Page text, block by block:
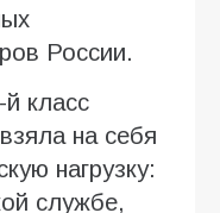
России.
класс
на себя
нагрузку:
службе,